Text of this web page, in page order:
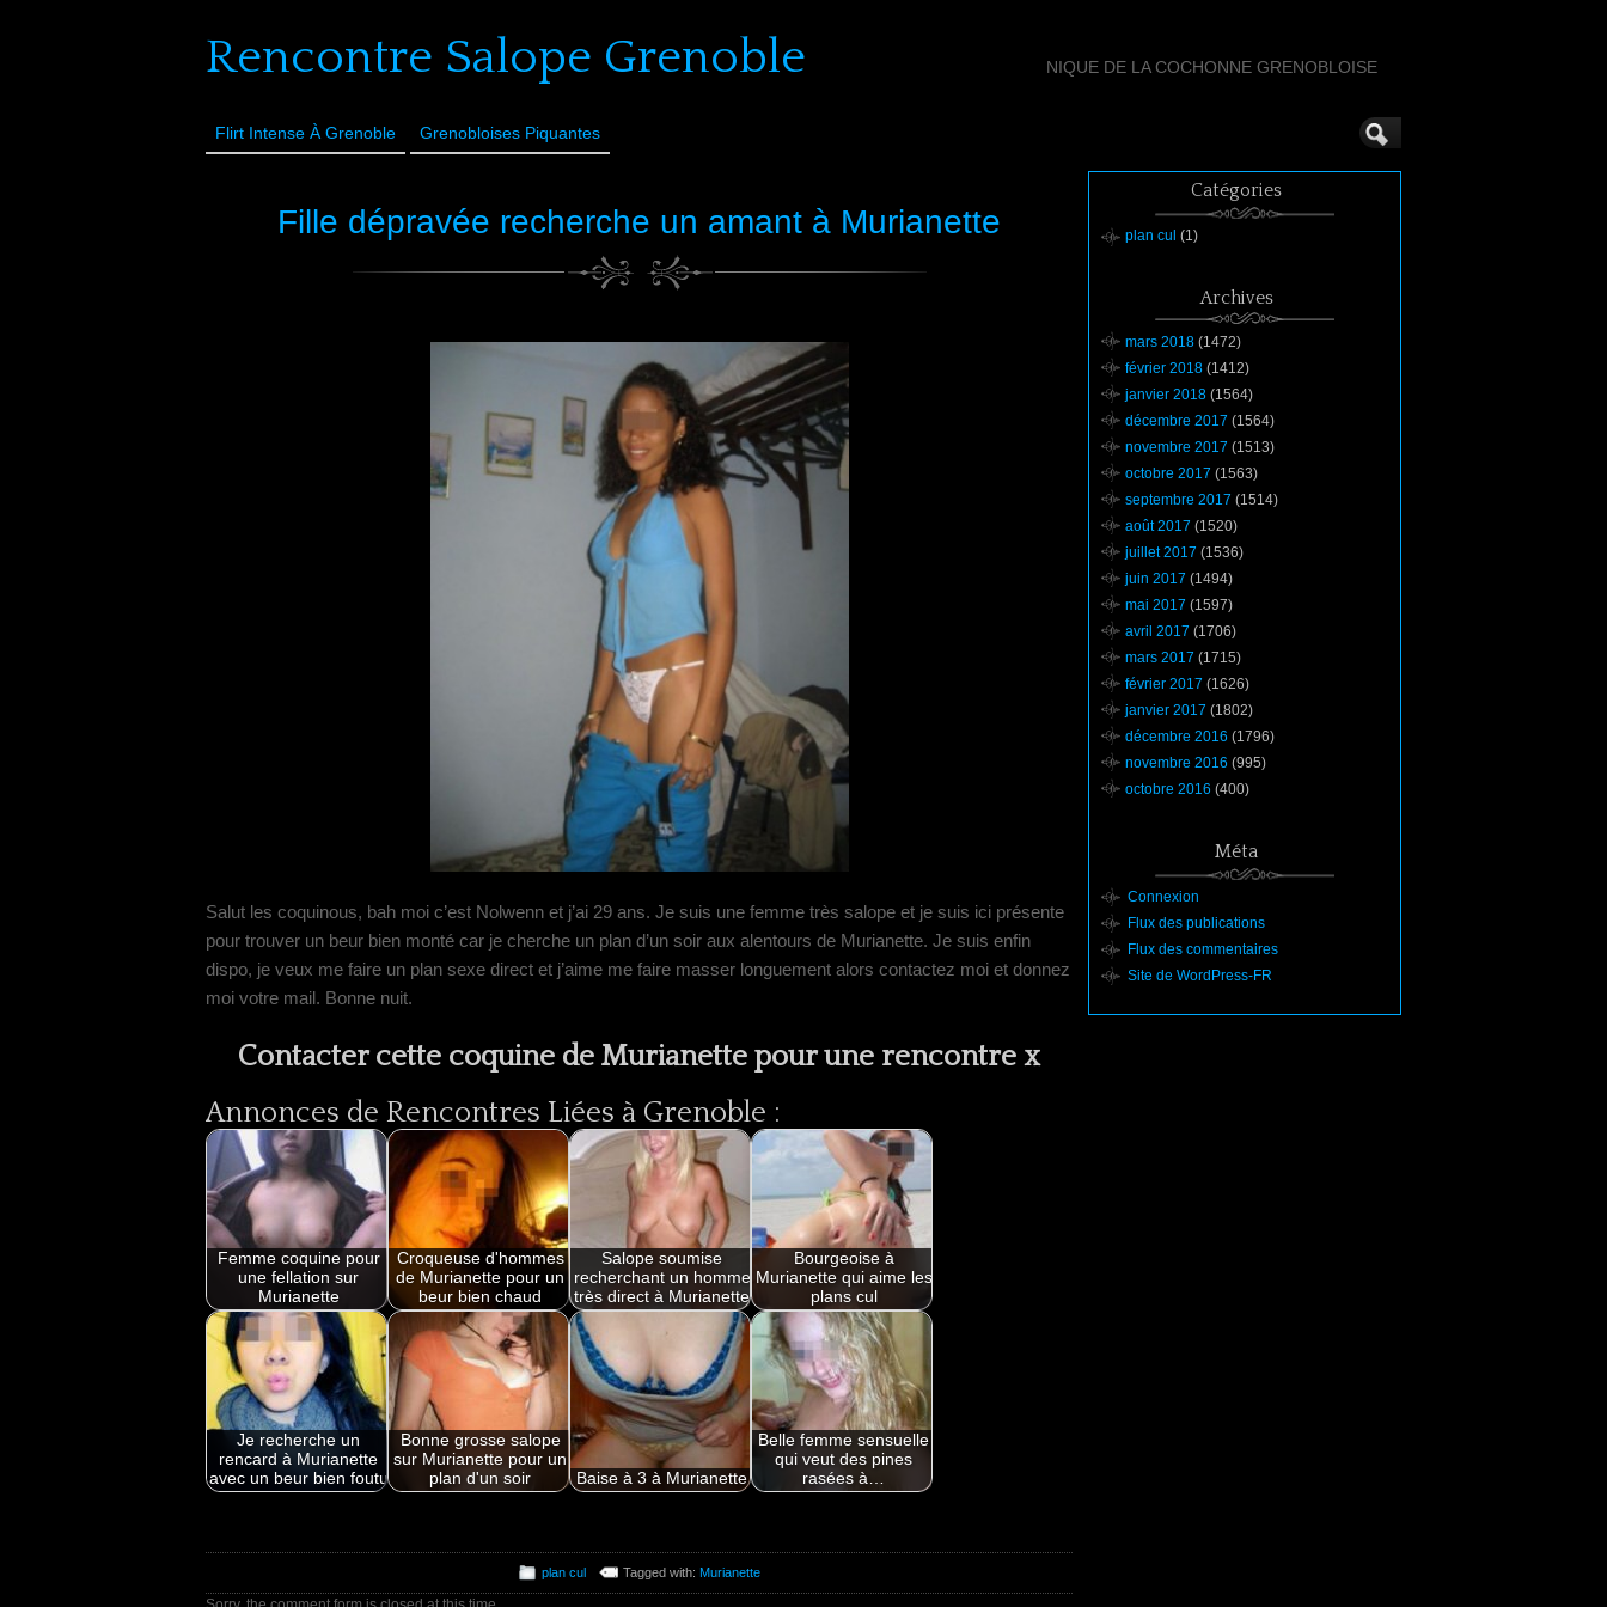
Rencontre Salope Grenoble NIQUE DE LA COCHONNE GRENOBLOISE
Flirt Intense À Grenoble Grenobloises Piquantes
Fille dépravée recherche un amant à Murianette
Salut les coquinous, bah moi c’est Nolwenn et j’ai 29 ans. Je suis une femme très salope et je suis ici présente
pour trouver un beur bien monté car je cherche un plan d’un soir aux alentours de Murianette. Je suis enfin
dispo, je veux me faire un plan sexe direct et j’aime me faire masser longuement alors contactez moi et donnez
moi votre mail. Bonne nuit.
Contacter cette coquine de Murianette pour une rencontre x
Annonces de Rencontres Liées à Grenoble :
Femme coquine pour
une fellation sur
Murianette
Croqueuse d'hommes
de Murianette pour un
beur bien chaud
Salope soumise
recherchant un homme
très direct à Murianette
Bourgeoise à
Murianette qui aime les
plans cul
Je recherche un
rencard à Murianette
avec un beur bien foutu
Bonne grosse salope
sur Murianette pour un
plan d'un soir
Baise à 3 à Murianette
Belle femme sensuelle
qui veut des pines
rasées à…
plan cul Tagged with: Murianette
Catégories
plan cul (1)
Archives
mars 2018 (1472)
février 2018 (1412)
janvier 2018 (1564)
décembre 2017 (1564)
novembre 2017 (1513)
octobre 2017 (1563)
septembre 2017 (1514)
août 2017 (1520)
juillet 2017 (1536)
juin 2017 (1494)
mai 2017 (1597)
avril 2017 (1706)
mars 2017 (1715)
février 2017 (1626)
janvier 2017 (1802)
décembre 2016 (1796)
novembre 2016 (995)
octobre 2016 (400)
Méta
Connexion
Flux des publications
Flux des commentaires
Site de WordPress-FR